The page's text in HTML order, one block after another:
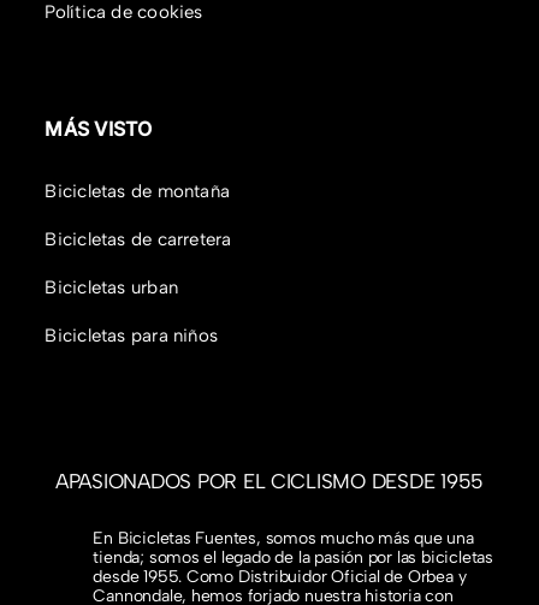
Política de cookies
MÁS VISTO
Bicicletas de montaña
Bicicletas de carretera
Bicicletas urban
Bicicletas para niños
APASIONADOS POR EL CICLISMO DESDE 1955
En Bicicletas Fuentes, somos mucho más que una
tienda; somos el legado de la pasión por las bicicletas
desde 1955. Como Distribuidor Oficial de Orbea y
Cannondale, hemos forjado nuestra historia con